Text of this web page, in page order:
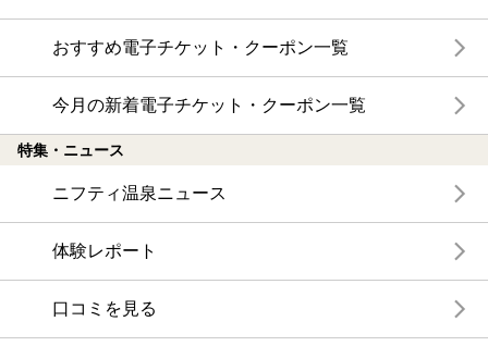
おすすめ電子チケット・クーポン一覧
今月の新着電子チケット・クーポン一覧
特集・ニュース
ニフティ温泉ニュース
体験レポート
口コミを見る